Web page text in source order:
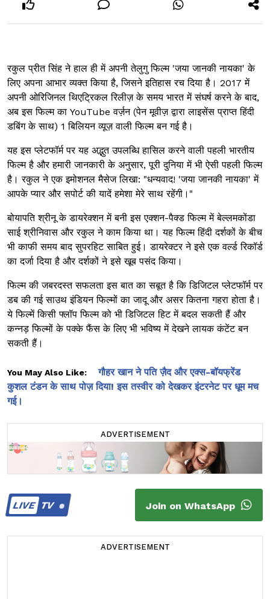
रकुल प्रीत सिंह ने हाल ही में अपनी तेलुगु फिल्म 'जया जानकी नायका' के
लिए अपना आभार व्यक्त किया है, जिसने इतिहास रच दिया है। 2017 में
अपनी ओरिजिनल थिएट्रिकल रिलीज़ के समय भारत में संघर्ष करने के बाद,
अब इस फिल्म का YouTube वर्ज़न (पेन मूवीज़ द्वारा लाइसेंस प्राप्त हिंदी
डबिंग के साथ) 1 बिलियन व्यूज़ वाली फिल्म बन गई है।
यह इस प्लेटफॉर्म पर यह अद्भुत उपलब्धि हासिल करने वाली पहली भारतीय
फिल्म है और हमारी जानकारी के अनुसार, पूरी दुनिया में भी ऐसी पहली फिल्म
है। रकुल ने एक इमोशनल मैसेज लिखा: "धन्यवाद! 'जया जानकी नायका' में
आपके प्यार और सपोर्ट की यादें हमेशा मेरे साथ रहेंगी।"
बोयापति श्रीनू के डायरेक्शन में बनी इस एक्शन-पैक्ड फिल्म में बेल्लमकोंडा
साई श्रीनिवास और रकुल ने काम किया था। यह फिल्म हिंदी दर्शकों के बीच
भी काफी समय बाद सुपरहिट साबित हुई। डायरेक्टर ने इसे एक वर्ल्ड रिकॉर्ड
का दर्जा दिया है और दर्शकों ने इसे खूब पसंद किया।
फिल्म की जबरदस्त सफलता इस बात का सबूत है कि डिजिटल प्लेटफॉर्म पर
डब की गई साउथ इंडियन फिल्मों का जादू और असर कितना गहरा होता है।
ये फिल्में किसी फ्लॉप फिल्म को भी डिजिटल हिट में बदल सकती हैं और
कन्नड़ फिल्मों के पक्के फैंस के लिए भी भविष्य में देखने लायक कंटेंट बन
सकती हैं।
You May Also Like:
गौहर खान ने पति ज़ैद और एक्स-बॉयफ्रेंड
कुशल टंडन के साथ पोज़ दिया! इस तस्वीर को देखकर इंटरनेट पर धूम मच
गई।
ADVERTISEMENT
LIVETV Join on WhatsApp
ADVERTISEMENT